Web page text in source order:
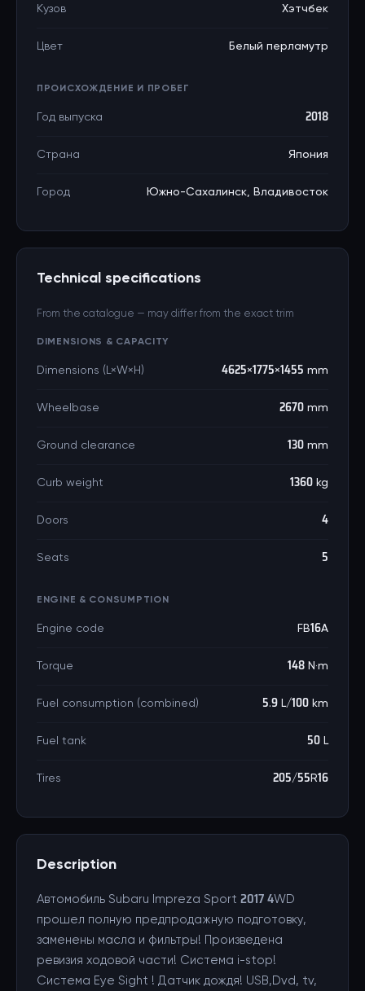
Кузов Хэтчбек
Цвет Белый перламутр
ПРОИСХОЖДЕНИЕ И ПРОБЕГ
Год выпуска 2018
Страна Япония
Город Южно-Сахалинск, Владивосток
Technical specifications
From the catalogue — may differ from the exact trim
DIMENSIONS & CAPACITY
Dimensions (L×W×H) 4625×1775×1455 mm
Wheelbase 2670 mm
Ground clearance 130 mm
Curb weight 1360 kg
Doors 4
Seats 5
ENGINE & CONSUMPTION
Engine code FB16A
Torque 148 N·m
Fuel consumption (combined) 5.9 L/100 km
Fuel tank 50 L
Tires 205/55R16
Description
Автомобиль Subaru Impreza Sport 2017 4WD
прошел полную предпродажную подготовку,
заменены масла и фильтры! Произведена
ревизия ходовой части! Cистема i-stop!
Cистема Eye Sight ! Датчик дождя! USB,Dvd, tv,